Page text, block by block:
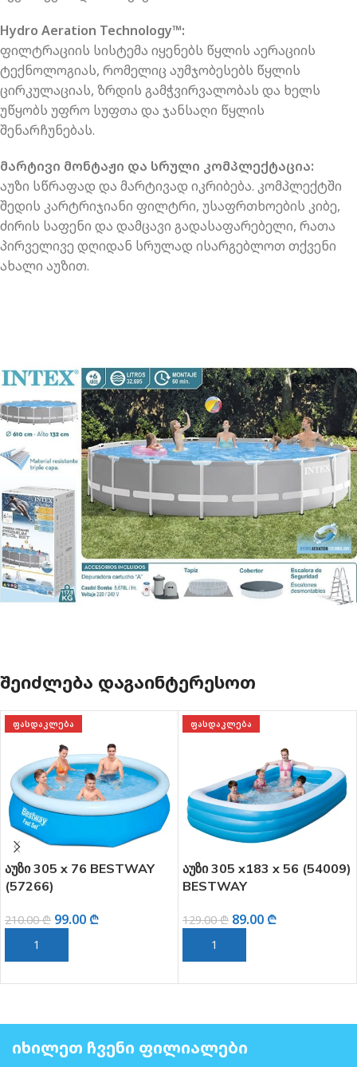
Hydro Aeration Technology™:
ფილტრაციის სისტემა იყენებს წყლის აერაციის
ტექნოლოგიას, რომელიც აუმჯობესებს წყლის
ცირკულაციას, ზრდის გამჭვირვალობას და ხელს
უწყობს უფრო სუფთა და ჯანსაღი წყლის
შენარჩუნებას.
მარტივი მონტაჟი და სრული კომპლექტაცია:
აუზი სწრაფად და მარტივად იკრიბება. კომპლექტში
შედის კარტრიჯიანი ფილტრი, უსაფრთხოების კიბე,
ძირის საფენი და დამცავი გადასაფარებელი, რათა
პირველივე დღიდან სრულად ისარგებლოთ თქვენი
ახალი აუზით.
ᲨᲔᲘᲫᲚᲔᲑᲐ ᲓᲐᲒᲐᲘᲜᲢᲔᲠᲔᲡᲝᲗ
ᲤᲐᲡᲓᲐᲙᲚᲔᲑᲐ
აუზი 396 x 84 სმ INTEX
(28143)
550.00₾ 300.00₾
ᲙᲐᲚᲐᲗᲐᲨᲘ ᲓᲐᲛᲐᲢᲔᲑᲐ
ᲤᲐᲡᲓᲐᲙᲚᲔᲑᲐ
საბავშვო აუზი 170 x 53 სმ,
BESTWAY (51042)
119.00₾ 79.00 ₾
ᲙᲐᲚᲐᲗᲐᲨᲘ ᲓᲐᲛᲐᲢᲔᲑᲐ
ᲘᲮᲘᲚᲔᲗ ᲩᲕᲔᲜᲘ ᲤᲘᲚᲘᲐᲚᲔᲑᲘ